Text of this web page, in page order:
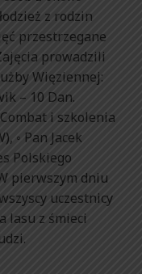
z rodzin
przestrzegane
prowadzili
Więziennej:
– 10 Dan.
i szkolenia
◦ Pan Jacek
Polskiego
pierwszym dniu
uczestnicy
lasu z śmieci